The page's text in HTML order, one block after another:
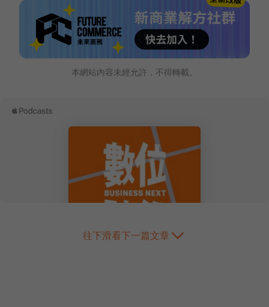
本網站內容未經允許，不得轉載。
往下滑看下一篇文章